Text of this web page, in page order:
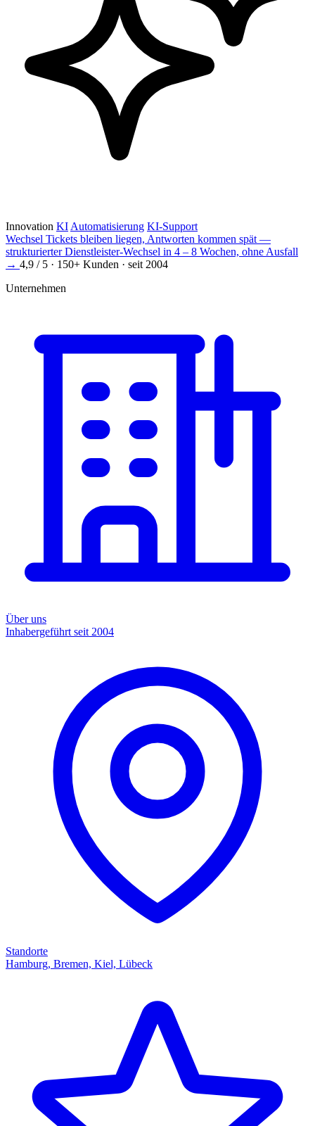
Innovation KI Automatisierung KI-Support
Wechsel Tickets bleiben liegen, Antworten kommen spät —
strukturierter Dienstleister-Wechsel in 4 – 8 Wochen, ohne Ausfall
→ 4,9 / 5 · 150+ Kunden · seit 2004
Unternehmen
Über uns
Inhabergeführt seit 2004
Standorte
Hamburg, Bremen, Kiel, Lübeck